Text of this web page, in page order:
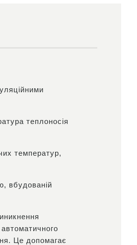
теплоносія
температур,
вбудованій
Це допомагає